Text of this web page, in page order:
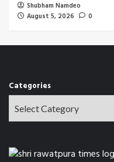
Shubham Namdeo
August 5, 2026
0
Categories